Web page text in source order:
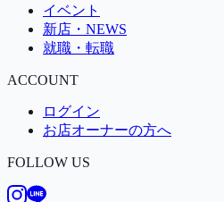
イベント
新店・NEWS
就職・転職
ACCOUNT
ログイン
お店オーナーの方へ
FOLLOW US